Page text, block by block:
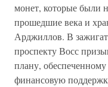
монет, которые были
прошедшие века и
Арджиллов. В
проспекту Восс
плану,
финансовую